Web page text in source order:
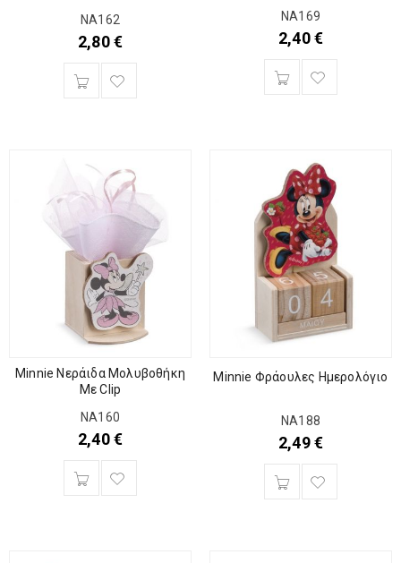
ΝΑ162
2,80€
ΝΑ169
2,40€
Minnie Νεράιδα Μολυβοθήκη
Με Clip
ΝΑ160
2,40€
Minnie Φράουλες Ημερολόγιο
ΝΑ188
2,49€